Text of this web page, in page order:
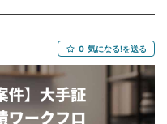
合わせ発生)※弊社同席 【精
0 気になる!を送る